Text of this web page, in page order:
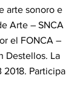
arte sonoro e
Arte – SNCA
el FONCA –
Destellos. La
Participa